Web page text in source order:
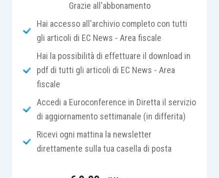
soggetto diverso da quello originariamente
delegato all’invio ; vale a dire che, se il
contribuente inizialmente si era rivolto ad un Caf
per il modello integrativo può rivolgersi ad un
professionista
tutta la documentazionenecessaria al fine del
controllo della conformità dell’integrazione da
In questo caso, all’interno del frontespizio, nella
Grazie all'abbonamento
Hai accesso all'archivio completo con tutti
gli articoli di EC News - Area fiscale
Hai la possibilità di effettuare il download in
pdf di tutti gli articoli di EC News - Area
fiscale
Accedi a Euroconference in Diretta il servizio
di aggiornamento settimanale (in differita)
Ricevi ogni mattina la newsletter
direttamente sulla tua casella di posta